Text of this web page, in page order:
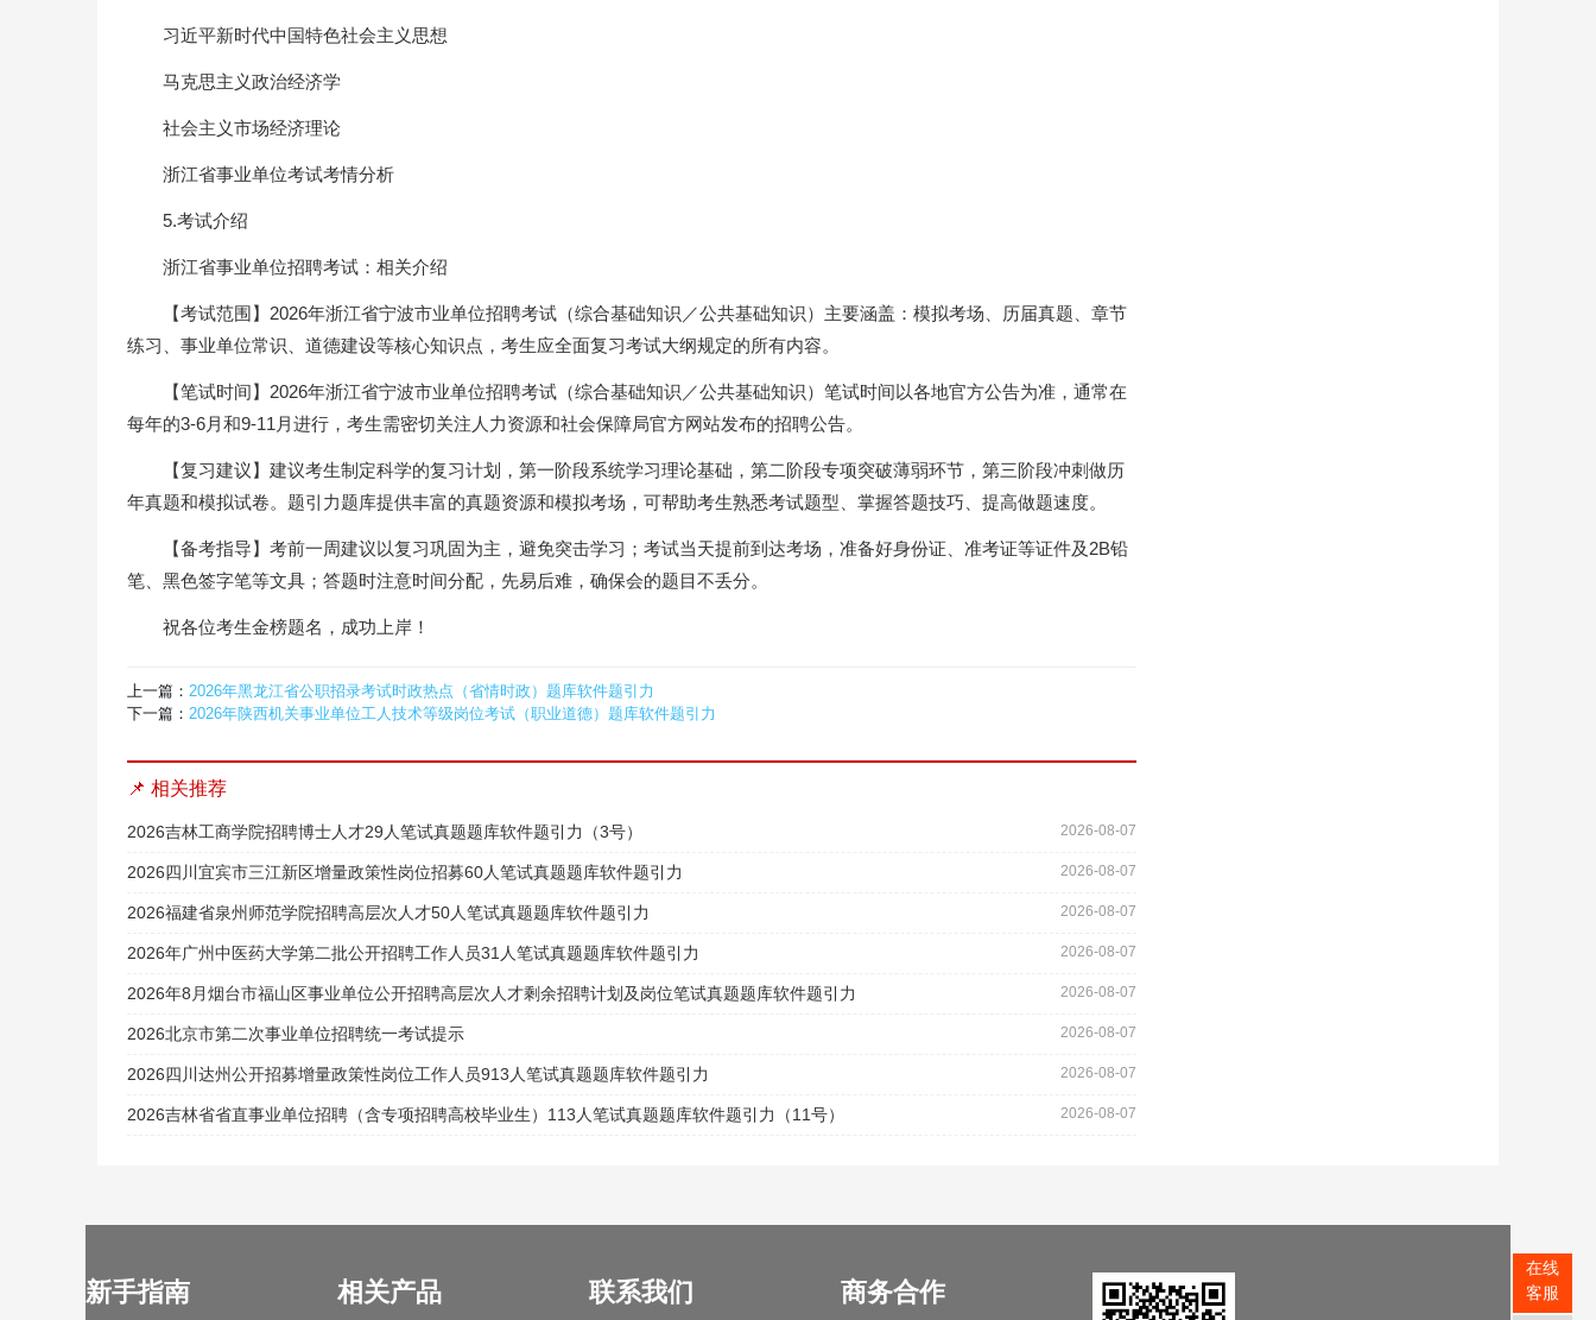
习近平新时代中国特色社会主义思想
马克思主义政治经济学
社会主义市场经济理论
浙江省事业单位考试考情分析
5.考试介绍
浙江省事业单位招聘考试：相关介绍
【考试范围】2026年浙江省宁波市业单位招聘考试（综合基础知识／公共基础知识）主要涵盖：模拟考场、历届真题、章节
练习、事业单位常识、道德建设等核心知识点，考生应全面复习考试大纲规定的所有内容。
【笔试时间】2026年浙江省宁波市业单位招聘考试（综合基础知识／公共基础知识）笔试时间以各地官方公告为准，通常在
每年的3-6月和9-11月进行，考生需密切关注人力资源和社会保障局官方网站发布的招聘公告。
【复习建议】建议考生制定科学的复习计划，第一阶段系统学习理论基础，第二阶段专项突破薄弱环节，第三阶段冲刺做历
年真题和模拟试卷。题引力题库提供丰富的真题资源和模拟考场，可帮助考生熟悉考试题型、掌握答题技巧、提高做题速度。
【备考指导】考前一周建议以复习巩固为主，避免突击学习；考试当天提前到达考场，准备好身份证、准考证等证件及2B铅
笔、黑色签字笔等文具；答题时注意时间分配，先易后难，确保会的题目不丢分。
祝各位考生金榜题名，成功上岸！
上一篇： 2026年黑龙江省公职招录考试时政热点（省情时政）题库软件题引力
下一篇： 2026年陕西机关事业单位工人技术等级岗位考试（职业道德）题库软件题引力
📌 相关推荐
2026吉林工商学院招聘博士人才29人笔试真题题库软件题引力（3号） 2026-08-07
2026四川宜宾市三江新区增量政策性岗位招募60人笔试真题题库软件题引力 2026-08-07
2026福建省泉州师范学院招聘高层次人才50人笔试真题题库软件题引力 2026-08-07
2026年广州中医药大学第二批公开招聘工作人员31人笔试真题题库软件题引力 2026-08-07
2026年8月烟台市福山区事业单位公开招聘高层次人才剩余招聘计划及岗位笔试真题题库软件题引力 2026-08-07
2026北京市第二次事业单位招聘统一考试提示 2026-08-07
2026四川达州公开招募增量政策性岗位工作人员913人笔试真题题库软件题引力 2026-08-07
2026吉林省省直事业单位招聘（含专项招聘高校毕业生）113人笔试真题题库软件题引力（11号） 2026-08-07
新手指南 相关产品 联系我们 商务合作
在线
客服